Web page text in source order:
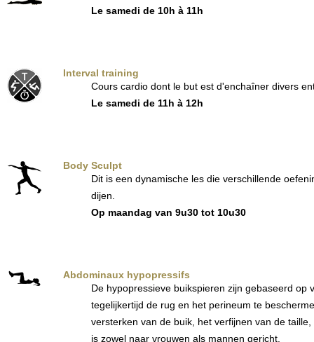
Le samedi de 10h à 11h
Interval training
Cours cardio dont le but est d'enchaîner divers
Le samedi de 11h à 12h
Body Sculpt
Dit is een dynamische les die verschillende
dijen.
Op maandag van 9u30 tot 10u30
Abdominaux hypopressifs
De hypopressieve buikspieren zijn gebaseerd
tegelijkertijd de rug en het perineum te
versterken van de buik, het verfijnen van de
is zowel naar vrouwen als mannen gericht.